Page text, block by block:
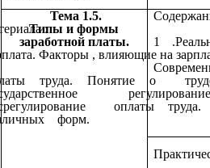
Тема 1.5.
Типы и формы
заработной платы.
:
1
Факторы , влияющие на
труда. Понятие о
оплаты труда.
форм.